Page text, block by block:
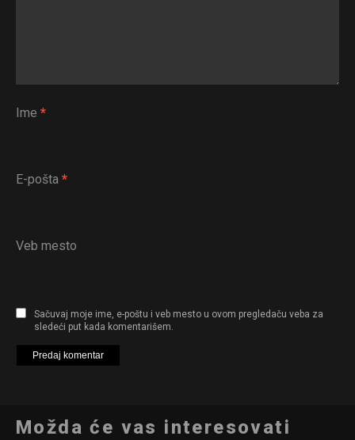
Ime *
E-pošta *
Veb mesto
Sačuvaj moje ime, e-poštu i veb mesto u ovom pregledaču veba za
sledeći put kada komentarišem.
Možda će vas interesovati